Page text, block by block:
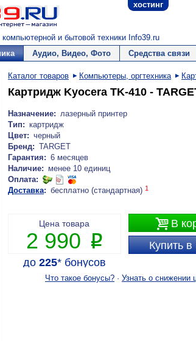
хостинг
компьютерной и бытовой техники Info39.ru
Аудио, Видео, Фото Средства связи
Каталог товаров Компьютеры, оргтехника
Картридж Kyocera TK-410 -
Назначение: лазерный принтер
Тип: картридж
Цвет: черный
Бренд: TARGET
Гарантия: 6 месяцев
Наличие: менее 10 единиц
Оплата:
Доставка: бесплатно (стандартная) 1
В
Купить в
Цена товара
2 990 P
до 225*бонусов
Что такое бонусы? · Узнать о снижении